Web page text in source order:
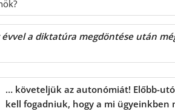
a diktatúra megdöntése után
… követeljük az autonómiát! Előbb-
kell fogadniuk, hogy a mi ügyeinkben